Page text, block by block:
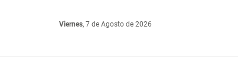
Viernes, 7 de Agosto de 2026